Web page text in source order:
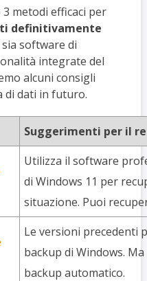
metodi efficaci per
definitivamente
software di
integrate del
alcuni consigli
di dati in futuro.
Suggerimenti per il
Utilizza il software
di Windows 11 per
situazione. Puoi
Le versioni precedenti
backup di Windows.
backup automatico.